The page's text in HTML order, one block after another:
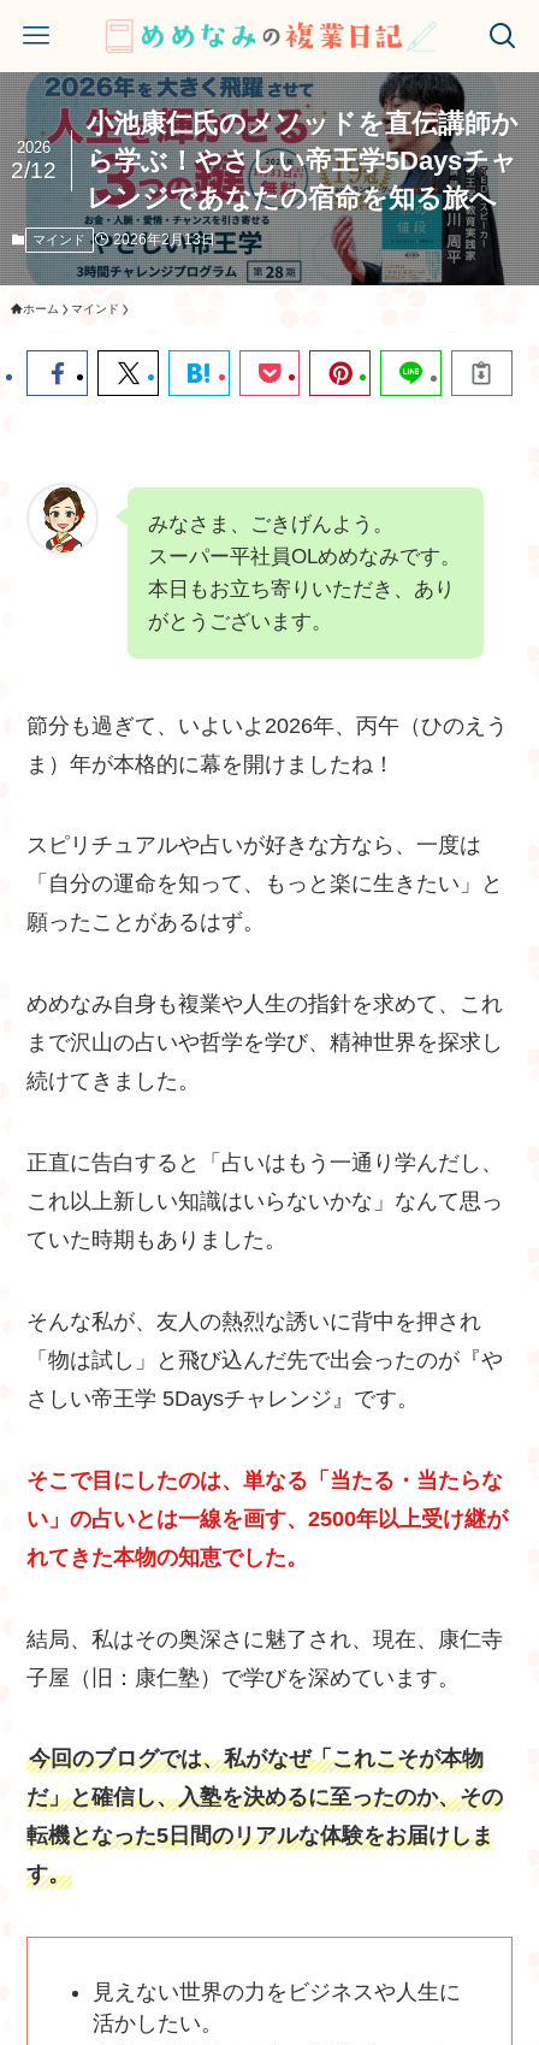
小池康仁氏のメソッドを直伝講師か
ら学ぶ！やさしい帝王学5Daysチャ
レンジであなたの宿命を知る旅へ
2026
2/12
マインド 2026年2月13日
ホーム マインド
みなさま、ごきげんよう。
スーパー平社員OLめめなみです。
本日もお立ち寄りいただき、あり
がとうございます。
節分も過ぎて、いよいよ2026年、丙午（ひのえう
ま）年が本格的に幕を開けましたね！
スピリチュアルや占いが好きな方なら、一度は
「自分の運命を知って、もっと楽に生きたい」と
願ったことがあるはず。
めめなみ自身も複業や人生の指針を求めて、これ
まで沢山の占いや哲学を学び、精神世界を探求し
続けてきました。
正直に告白すると「占いはもう一通り学んだし、
これ以上新しい知識はいらないかな」なんて思っ
ていた時期もありました。
そんな私が、友人の熱烈な誘いに背中を押され
「物は試し」と飛び込んだ先で出会ったのが『や
さしい帝王学 5Daysチャレンジ』です。
そこで目にしたのは、単なる「当たる・当たらな
い」の占いとは一線を画す、2500年以上受け継が
れてきた本物の知恵でした。
結局、私はその奥深さに魅了され、現在、康仁寺
子屋（旧：康仁塾）で学びを深めています。
今回のブログでは、私がなぜ「これこそが本物
だ」と確信し、入塾を決めるに至ったのか、その
転機となった5日間のリアルな体験をお届けしま
す。
見えない世界の力をビジネスや人生に
活かしたい。